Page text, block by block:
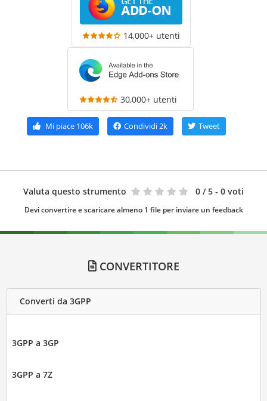
14,000+ utenti
30,000+ utenti
Mi piace 106k Condividi2k Tweet
Valuta questo strumento 0 / 5 - 0 voti
Devi convertire e scaricare almeno 1 file per inviare un feedback
CONVERTITORE
Converti da 3GPP
3GPP a 3GP
3GPP a 7Z